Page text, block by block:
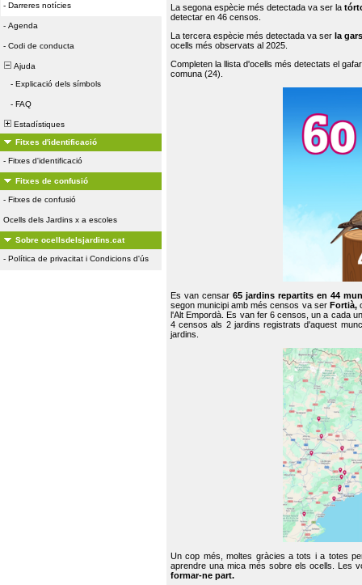
- Darreres notícies
- Agenda
- Codi de conducta
Ajuda
- Explicació dels símbols
- FAQ
Estadístiques
Fitxes d'identificació
- Fitxes d'identificació
Fitxes de confusió
- Fitxes de confusió
Ocells dels Jardins x a escoles
Sobre ocellsdelsjardins.cat
- Política de privacitat i Condicions d'ús
La segona espècie més detectada va ser la
detectar en 46 censos.
La tercera espècie més detectada va ser la
ocells més observats al 2025.
Completen la llista d'ocells més detectats el
comuna (24).
Es van censar65 jardins repartits en 44
segon municipi amb més censos va ser Fortià,
l'Alt Empordà. Es van fer 6 censos, un a cada
4 censos als 2 jardins registrats d'aquest
jardins.
Un cop més, moltes gràcies a tots i a totes
aprendre una mica més sobre els ocells. Les
formar-ne part.